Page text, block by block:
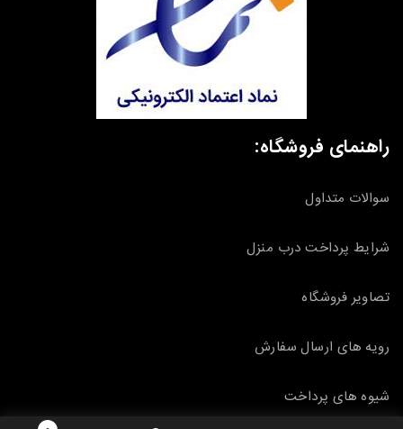
راهنمای فروشگاه:
سوالات متداول
شرایط پرداخت درب منزل
تصاویر فروشگاه
رویه های ارسال سفارش
شیوه های پرداخت